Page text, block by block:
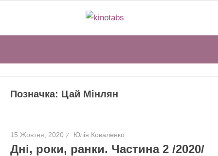
вмісту
Позначка: Цай Мінлян
15 Жовтня, 2020 Юлія Коваленко
Дні, роки, ранки. Частина 2 /2020/